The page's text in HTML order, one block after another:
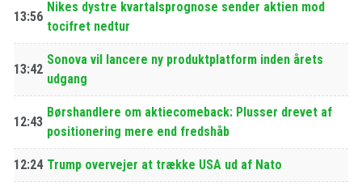
13:56
Nikes dystre kvartalsprognose sender aktien mod
tocifret nedtur
13:42
Sonova vil lancere ny produktplatform inden årets
udgang
12:43
Børshandlere om aktiecomeback: Plusser drevet af
positionering mere end fredshåb
12:24 Trump overvejer at trække USA ud af Nato